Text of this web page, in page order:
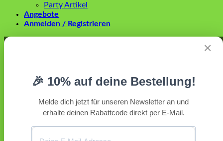
Party Artikel
Angebote
Anmelden / Registrieren
✕
🎉 10% auf deine Bestellung!
Melde dich jetzt für unseren Newsletter an und
erhalte deinen Rabattcode direkt per E-Mail.
Anmelden
Angemeldet bleiben Anmelden